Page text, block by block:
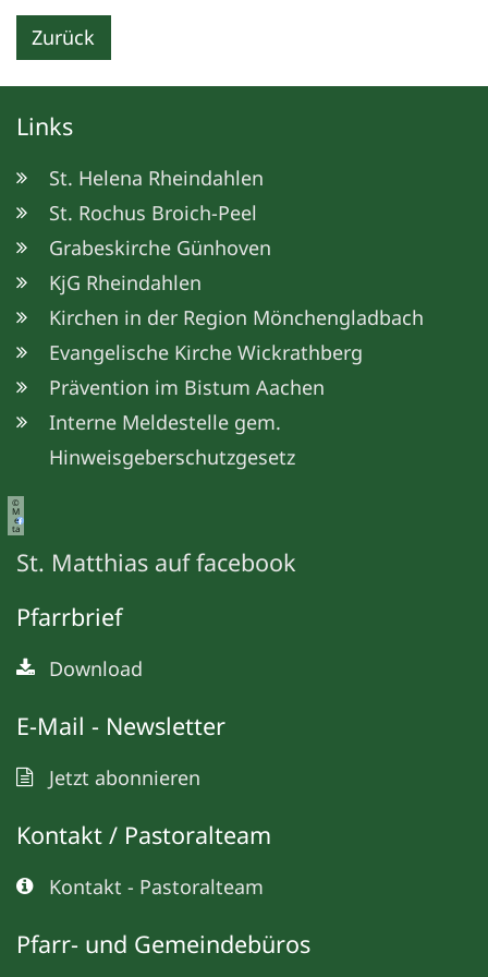
Zurück
Links
St. Helena Rheindahlen
St. Rochus Broich-Peel
Grabeskirche Günhoven
KjG Rheindahlen
Kirchen in der Region Mönchengladbach
Evangelische Kirche Wickrathberg
Prävention im Bistum Aachen
Interne Meldestelle gem.
Hinweisgeberschutzgesetz
©
M
e
ta
St. Matthias auf facebook
Pfarrbrief
Download
E-Mail - Newsletter
Jetzt abonnieren
Kontakt / Pastoralteam
Kontakt - Pastoralteam
Pfarr- und Gemeindebüros